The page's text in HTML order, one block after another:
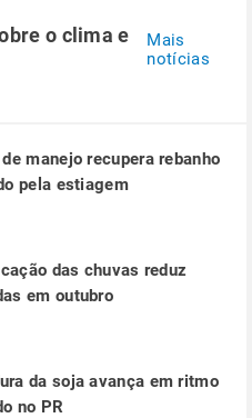
o clima e
Mais
notícias
manejo recupera rebanho
pela estiagem
das chuvas reduz
em outubro
da soja avança em ritmo
no PR